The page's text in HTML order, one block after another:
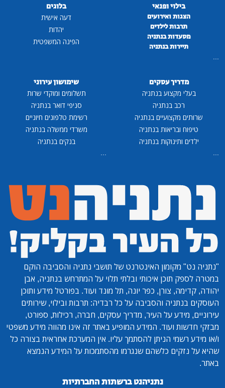
בילוי ופנאי
הצגות ואירועים
תרבות לילדים
מסעדות בנתניה
תיירות בנתניה
בלוגים
דעה אישית
יהדות
הפינה המשפטית
מדריך עסקים
בעלי מקצוע בנתניה
רכב בנתניה
שרותים מקצועיים בנתניה
טיפוח ובריאות בנתניה
ילדים ותינוקות בנתניה
שימושון עירוני
תשלומים ומוקדי שרות
סניפי דואר בנתניה
רשימת טלפונים חיוניים
משרדי ממשלה בנתניה
בנקים בנתניה
"נתניה נט" מקומון האינטרנט של תושבי נתניה והסביבה הוקם
במטרה לספק תוכן איכותי ובלתי תלוי על המתרחש בנתניה, אבן
יהודה, קדימה, צורן, כפר יונה, תל מונד ועוד. בפורטל מידע ותוכן
העוסקים בנתניה והסביבה על כל רבדיה: תרבות ובילוי, שירותים
עירוניים, מידע על העיר, מדריך עסקים, חברה, רכילות, ספורט,
מבזקי חדשות ועוד. המידע המופיע באתר זה אינו מהווה מידע משפטי
ו/או מידע רשמי הניתן להסתמך עליו. אין המערכת אחראית בצורה כל
שהיא על נזקים כלשהם שנגרמו מהסתמכות על המידע הנמצא
באתר.
נתניהנט ברשתות החברתיות